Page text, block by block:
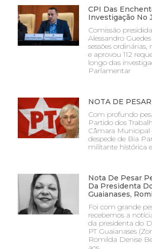
CPI Das
Investigação No
Comissão
Alessandro
sessões
e aprovou 112
longo das
Parlamentar
NOTA DE
Com profundo
Partido dos
Câmara Municipal
despede de Bia
militante histórica
Nota De Pesar
Da Presidenta
Guaianases,
Foi com grande
recebemos a
da presidenta do
PT Guaianases
Romilda Denise